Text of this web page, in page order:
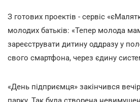
З готових проектів - сервіс
молодих батьків: «Тепер молода
зареєструвати дитину оддразу у
свого смартфона, через єдину
«День підприємця» закінчився